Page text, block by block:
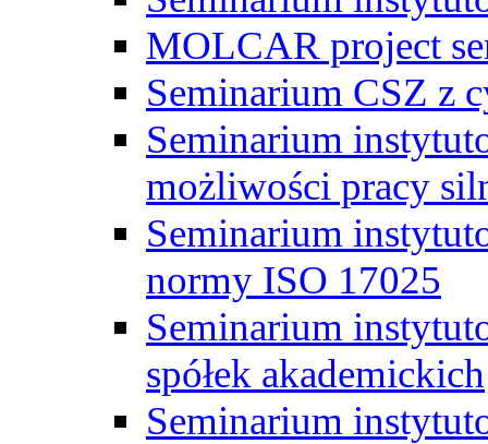
MOLCAR project
Seminarium CSZ z
Seminarium
możliwości pracy
Seminarium
normy ISO 17025
Seminarium
spółek akademickich
Seminarium